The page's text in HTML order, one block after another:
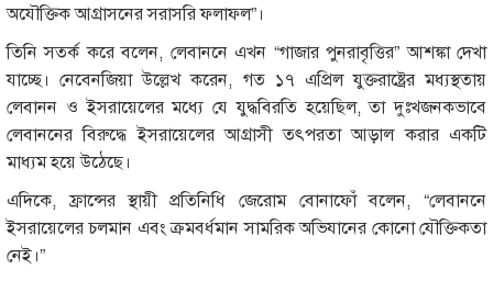
অযৌক্তিক আগ্রাসনের সরাসরি ফলাফল”।
তিনি সতর্ক করে বলেন, লেবাননে এখন “গাজার পুনরাবৃত্তির” আশঙ্কা দেখা
যাচ্ছে। নেবেনজিয়া উল্লেখ করেন, গত ১৭ এপ্রিল যুক্তরাষ্ট্রের মধ্যস্থতায়
লেবানন ও ইসরায়েলের মধ্যে যে যুদ্ধবিরতি হয়েছিল, তা দুঃখজনকভাবে
লেবাননের বিরুদ্ধে ইসরায়েলের আগ্রাসী তৎপরতা আড়াল করার একটি
মাধ্যম হয়ে উঠেছে।
এদিকে, ফ্রান্সের স্থায়ী প্রতিনিধি জেরোম বোনাফোঁ বলেন, “লেবাননে
ইসরায়েলের চলমান এবং ক্রমবর্ধমান সামরিক অভিযানের কোনো যৌক্তিকতা
নেই।”